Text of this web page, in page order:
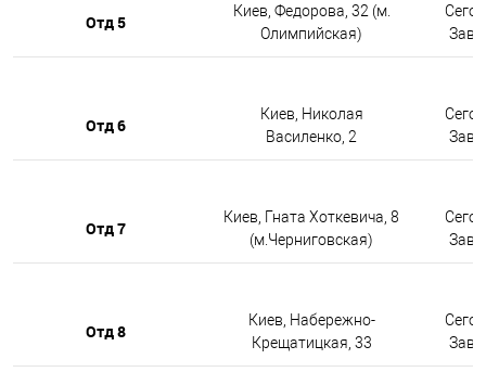
Отд 5
Киев, Федорова, 32 (м.
Олимпийская)
Отд 6
Киев, Николая
Василенко, 2
Отд 7
Киев, Гната Хоткевича, 8
(м.Черниговская)
Отд 8
Киев, Набережно-
Крещатицкая, 33